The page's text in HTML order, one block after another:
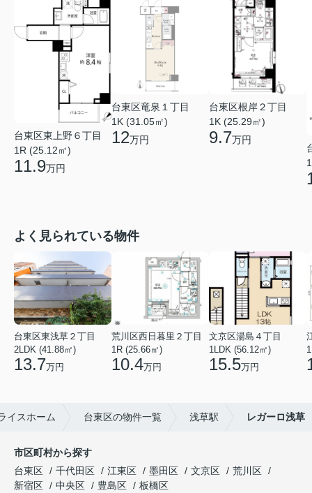
台東区東上野６丁目
1R (25.12㎡)
11.9万円
台東区竜泉１丁目
1K (31.05㎡)
12万円
台東区根岸２丁目
1K (25.29㎡)
9.7万円
よく見られている物件
台東区東浅草２丁目
2LDK (41.88㎡)
13.7万円
荒川区西日暮里２丁目
1R (25.66㎡)
10.4万円
文京区湯島４丁目
1LDK (56.12㎡)
15.5万円
イスホーム 台東区の物件一覧 浅草駅 レガーロ浅草
市区町村から探す
台東区
千代田区 江東区 墨田区 文京区
荒川区
新宿区
中央区 豊島区
板橋区